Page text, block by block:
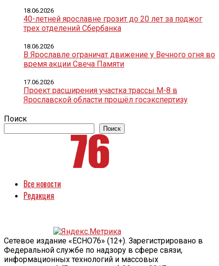
40-летней ярославне грозит до 20 лет за поджог
трех отделений Сбербанка
18.06.2026
В Ярославле ограничат движение у Вечного огня во
время акции Свеча Памяти
18.06.2026
Проект расширения участка трассы М-8 в
Ярославской области прошёл госэкспертизу
17.06.2026
Поиск
Поиск
Все новости
Редакция
Сетевое издание «ECHO76» (12+). Зарегистрировано в
Федеральной службе по надзору в сфере связи,
информационных технологий и массовых